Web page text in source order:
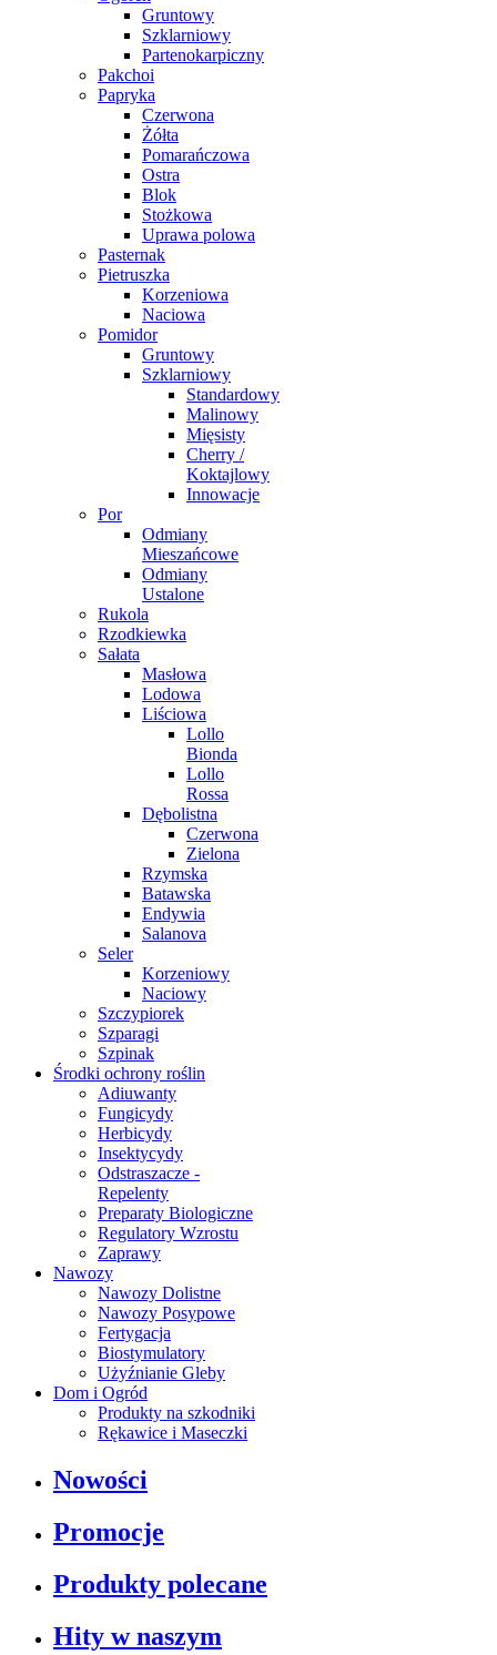
Gruntowy
Szklarniowy
Partenokarpiczny
Pakchoi
Papryka
Czerwona
Żółta
Pomarańczowa
Ostra
Blok
Stożkowa
Uprawa polowa
Pasternak
Pietruszka
Korzeniowa
Naciowa
Pomidor
Gruntowy
Szklarniowy
Standardowy
Malinowy
Mięsisty
Cherry /
Koktajlowy
Innowacje
Por
Odmiany
Mieszańcowe
Odmiany
Ustalone
Rukola
Rzodkiewka
Sałata
Masłowa
Lodowa
Liściowa
Lollo
Bionda
Lollo
Rossa
Dębolistna
Czerwona
Zielona
Rzymska
Batawska
Endywia
Salanova
Seler
Korzeniowy
Naciowy
Szczypiorek
Szparagi
Szpinak
Środki ochrony roślin
Adiuwanty
Fungicydy
Herbicydy
Insektycydy
Odstraszacze -
Repelenty
Preparaty Biologiczne
Regulatory Wzrostu
Zaprawy
Nawozy
Nawozy Dolistne
Nawozy Posypowe
Fertygacja
Biostymulatory
Użyźnianie Gleby
Dom i Ogród
Produkty na szkodniki
Rękawice i Maseczki
Nowości
Promocje
Produkty polecane
Hity w naszym